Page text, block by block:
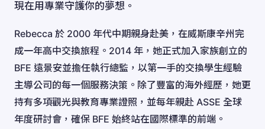
現在用專業守護你的夢想。
Rebecca 於 2000 年代中期親身赴美，在威斯康辛州完
成一年高中交換旅程。2014 年，她正式加入家族創立的
BFE 遠景安並擔任執行總監，以第一手的交換學生經驗
主導公司的每一個服務決策。除了豐富的海外經歷，她更
持有多項觀光與教育專業證照，並每年親赴 ASSE 全球
年度研討會，確保 BFE 始終站在國際標準的前端。